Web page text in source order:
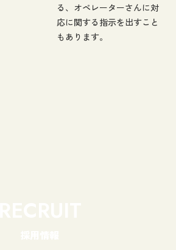
る、オペレーターさんに対
応に関する指示を出すこと
もあります。